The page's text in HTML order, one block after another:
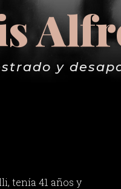
y
tenía 41 años y